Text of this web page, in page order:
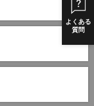
よくある
質問